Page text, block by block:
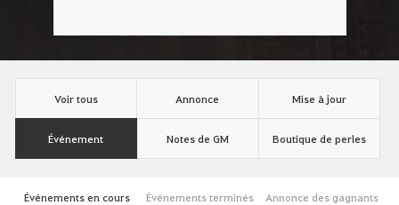
Voir tous Annonce Mise à jour
Événement Notes de GM Boutique de perles
Événements en cours Événements terminés Annonce des gagnants